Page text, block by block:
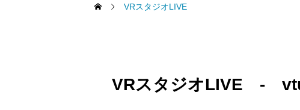
VRスタジオLIVE
VRスタジオLIVE -